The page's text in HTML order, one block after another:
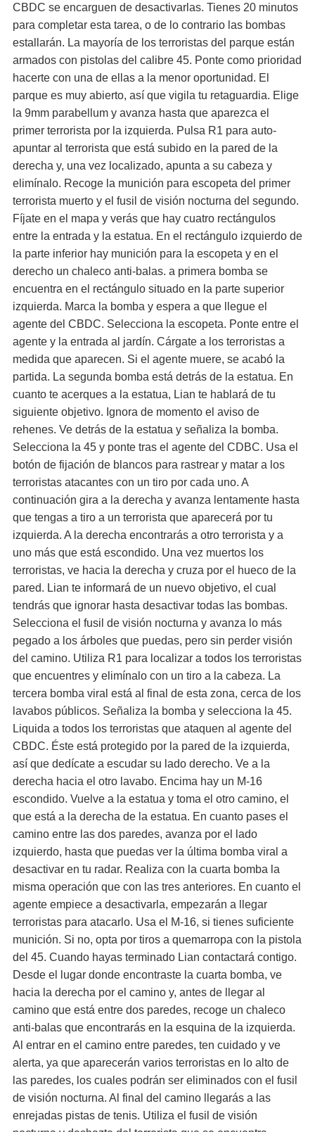
CBDC se encarguen de desactivarlas. Tienes 20 minutos
para completar esta tarea, o de lo contrario las bombas
estallarán. La mayoría de los terroristas del parque están
armados con pistolas del calibre 45. Ponte como prioridad
hacerte con una de ellas a la menor oportunidad. El
parque es muy abierto, así que vigila tu retaguardia. Elige
la 9mm parabellum y avanza hasta que aparezca el
primer terrorista por la izquierda. Pulsa R1 para auto-
apuntar al terrorista que está subido en la pared de la
derecha y, una vez localizado, apunta a su cabeza y
elimínalo. Recoge la munición para escopeta del primer
terrorista muerto y el fusil de visión nocturna del segundo.
Fíjate en el mapa y verás que hay cuatro rectángulos
entre la entrada y la estatua. En el rectángulo izquierdo de
la parte inferior hay munición para la escopeta y en el
derecho un chaleco anti-balas. a primera bomba se
encuentra en el rectángulo situado en la parte superior
izquierda. Marca la bomba y espera a que llegue el
agente del CBDC. Selecciona la escopeta. Ponte entre el
agente y la entrada al jardín. Cárgate a los terroristas a
medida que aparecen. Si el agente muere, se acabó la
partida. La segunda bomba está detrás de la estatua. En
cuanto te acerques a la estatua, Lian te hablará de tu
siguiente objetivo. Ignora de momento el aviso de
rehenes. Ve detrás de la estatua y señaliza la bomba.
Selecciona la 45 y ponte tras el agente del CDBC. Usa el
botón de fijación de blancos para rastrear y matar a los
terroristas atacantes con un tiro por cada uno. A
continuación gira a la derecha y avanza lentamente hasta
que tengas a tiro a un terrorista que aparecerá por tu
izquierda. A la derecha encontrarás a otro terrorista y a
uno más que está escondido. Una vez muertos los
terroristas, ve hacia la derecha y cruza por el hueco de la
pared. Lian te informará de un nuevo objetivo, el cual
tendrás que ignorar hasta desactivar todas las bombas.
Selecciona el fusil de visión nocturna y avanza lo más
pegado a los árboles que puedas, pero sin perder visión
del camino. Utiliza R1 para localizar a todos los terroristas
que encuentres y elimínalo con un tiro a la cabeza. La
tercera bomba viral está al final de esta zona, cerca de los
lavabos públicos. Señaliza la bomba y selecciona la 45.
Liquida a todos los terroristas que ataquen al agente del
CBDC. Éste está protegido por la pared de la izquierda,
así que dedícate a escudar su lado derecho. Ve a la
derecha hacia el otro lavabo. Encima hay un M-16
escondido. Vuelve a la estatua y toma el otro camino, el
que está a la derecha de la estatua. En cuanto pases el
camino entre las dos paredes, avanza por el lado
izquierdo, hasta que puedas ver la última bomba viral a
desactivar en tu radar. Realiza con la cuarta bomba la
misma operación que con las tres anteriores. En cuanto el
agente empiece a desactivarla, empezarán a llegar
terroristas para atacarlo. Usa el M-16, si tienes suficiente
munición. Si no, opta por tiros a quemarropa con la pistola
del 45. Cuando hayas terminado Lian contactará contigo.
Desde el lugar donde encontraste la cuarta bomba, ve
hacia la derecha por el camino y, antes de llegar al
camino que está entre dos paredes, recoge un chaleco
anti-balas que encontrarás en la esquina de la izquierda.
Al entrar en el camino entre paredes, ten cuidado y ve
alerta, ya que aparecerán varios terroristas en lo alto de
las paredes, los cuales podrán ser eliminados con el fusil
de visión nocturna. Al final del camino llegarás a las
enrejadas pistas de tenis. Utiliza el fusil de visión